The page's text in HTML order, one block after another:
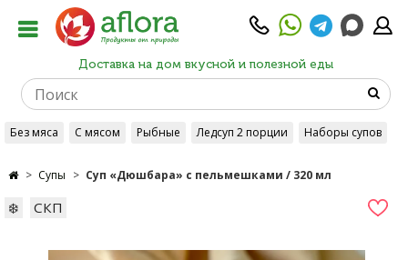
Доставка на дом вкусной и полезной еды
Без мяса С мясом Рыбные Ледсуп 2 порции Наборы супов
Супы Суп «Дюшбара» с пельмешками / 320 мл
❄️ СКП